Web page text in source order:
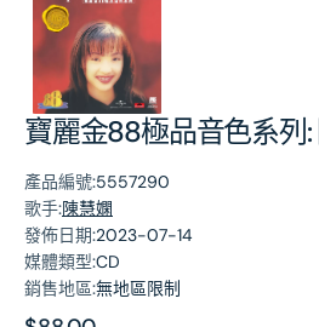
寶麗金88極品音色系列:
產品編號:5557290
歌手:陳慧嫻
發佈日期:2023-07-14
媒體類型:CD
銷售地區:無地區限制